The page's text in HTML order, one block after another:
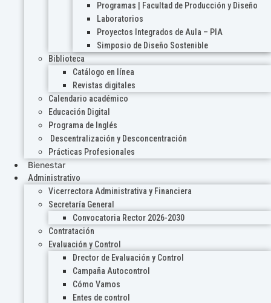
Programas | Facultad de Producción y Diseño
Laboratorios
Proyectos Integrados de Aula – PIA
Simposio de Diseño Sostenible
Biblioteca
Catálogo en línea
Revistas digitales
Calendario académico
Educación Digital
Programa de Inglés
Descentralización y Desconcentración
Prácticas Profesionales
Bienestar
Administrativo
Vicerrectora Administrativa y Financiera
Secretaría General
Convocatoria Rector 2026-2030
Contratación
Evaluación y Control
Drector de Evaluación y Control
Campaña Autocontrol
Cómo Vamos
Entes de control